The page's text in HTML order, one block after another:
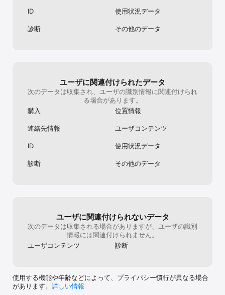
ID 使用状況データ
診断 その他のデータ
ユーザに関連付けられたデータ
次のデータは収集され、ユーザの識別情報に関連付けられ
る場合があります。
購入
位置情報
連絡先情報 ユーザコンテンツ
ID 使用状況データ
診断 その他のデータ
ユーザに関連付けられないデータ
次のデータは収集される場合がありますが、ユーザの識別
情報には関連付けられません。
ユーザコンテンツ
診断
使用する機能や年齢などによって、プライバシー慣行が異なる場合
があります。 詳しい情報